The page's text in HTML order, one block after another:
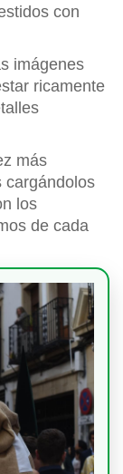
con
imágenes
ricamente
más
cargándolos
los
de cada